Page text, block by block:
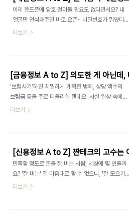
사기범’으로 찍히는 겁니다. 이 세가지를 명심해주세
요~ 차량을 ‘무상’으로 수리해준다고요? 세상에 공짜
가 어디 있어! 정비업체가 자동차 보험으로 처리해주
겠다며 사고 차량의 파손 부분을 확대하거나 사고와
구하는 경우가 꽤 있어요. 심지어 일부 정비업체는 사
으..
이제 핸드폰에 암호 걸어둘 필요도 없다면서요? 내
얼굴만 인식해주면 바로 오픈~ 비밀번호가 뭐였더라
끙끙대지 않아도 되니 참 편하겠어요. 게다가 내 얼굴
편리한 만큼 우려되는 부분도 무시할 수 없네요. 얼굴
인식 데이터를 이용한 개인정보 유출, 법 집행기관의
시민감시 등의 문제가 발생할 가능성이 있다는 것입
니다. 미국이나 중국, 일본에서는 이러한 점을 염두에
두고 안면인식 기술 적용 범위를 점차 확대해나가는
안면인식(Face Recognition) 기술은 열적외선
더보기
'보험사기'하면 치밀하게 계획한 범죄, 상당 액수의
보험금 등을 주로 떠올리실 텐데요. 사실 일상 속에서
자잘하게 발생하는 경우가 허다하답니다. 심지어 의
해 늘 경계태세를 단디 하시고, 아래 세 가지를 꼭 명
심해주세요. '이 정도는 괜찮겠지?' 그 정도도 절대
아니 되오! 경미한 사고로 보험금 쏠쏠~하게 타 먹었
다는 이야기를 주변에서 들으면, 나도 모르게 유혹에
흔들릴 때가 있어요. '남들도 다 하는데 이 정도는 괜
약관상 보험대상이 아닌 사고임을 알면서도 보험금
더보기
만족할 정도로 돈을 잘 버는 사람, 세상에 몇 있을까
요? '잘 버는' 건 마음대로 할 수 없으니, '잘 모으기',
'잘 지키기', '잘 불리기'라도 해야겠습니다. 그런데
더보기